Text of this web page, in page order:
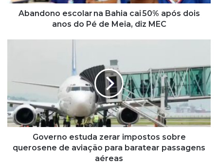
e
a
B
a
h
Abandono escolar na Bahia cai 50% após dois
anos do Pé de Meia, diz MEC
n
o
e
s
Governo estuda zerar impostos sobre
querosene de aviação para baratear passagens
aéreas